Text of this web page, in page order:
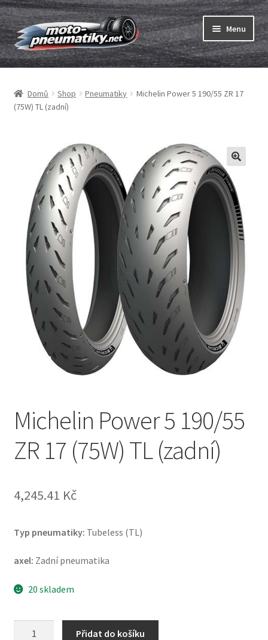
Přeskočit
na
navigaci
Přejít
k
obsahu
webu
Menu
Pneumatiky
Expand
menu
Duše & ráfkové pásky
Expand
menu
Testy
Značky
Expand
child
menu
Kontakty
Domů Shop Pneumatiky
Michelin Power 5 190/55 ZR 17
(75W) TL (zadní)
Michelin Power 5 190/55
ZR 17 (75W) TL (zadní)
4,245.41 Kč
Typ pneumatiky: Tubeless (TL)
axel: Zadní pneumatika
20 skladem
Přidat do košíku